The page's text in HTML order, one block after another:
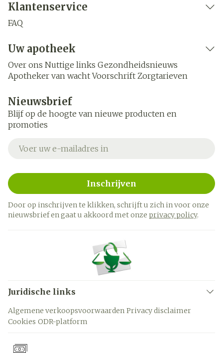
Klantenservice
FAQ
Uw apotheek
Over ons Nuttige links Gezondheidsnieuws
Apotheker van wacht Voorschrift Zorgtarieven
Nieuwsbrief
Blijf op de hoogte van nieuwe producten en
promoties
Inschrijven
Door op inschrijven te klikken, schrijft u zich in voor onze
nieuwsbrief en gaat u akkoord met onze privacy policy.
Juridische links
Algemene verkoopsvoorwaarden Privacy disclaimer
Cookies ODR-platform